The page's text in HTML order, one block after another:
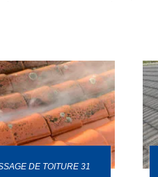
DE TOITURE 31